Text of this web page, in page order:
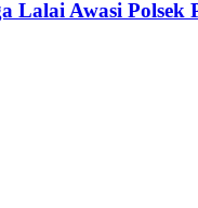
Lalai Awasi Polsek